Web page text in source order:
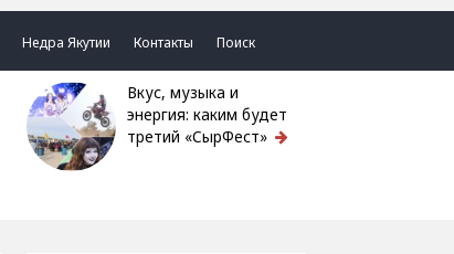
Недра Якутии Контакты Поиск
Вкус, музыка и
энергия: каким будет
третий «СырФест»